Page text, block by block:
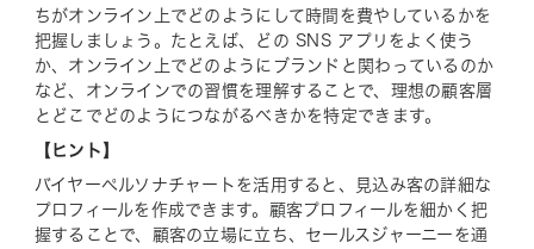
ちがオンライン上でどのようにして時間を費やしているかを
把握しましょう。たとえば、どの SNS アプリをよく使う
か、オンライン上でどのようにブランドと関わっているのか
など、オンラインでの習慣を理解することで、理想の顧客層
とどこでどのようにつながるべきかを特定できます。
【ヒント】
バイヤーペルソナチャートを活用すると、見込み客の詳細な
プロフィールを作成できます。顧客プロフィールを細かく把
握することで、顧客の立場に立ち、セールスジャーニーを通